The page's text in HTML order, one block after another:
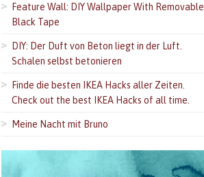
Feature Wall: DIY Wallpaper With Removable
Black Tape
DIY: Der Duft von Beton liegt in der Luft.
Schalen selbst betonieren
Finde die besten IKEA Hacks aller Zeiten.
Check out the best IKEA Hacks of all time.
Meine Nacht mit Bruno